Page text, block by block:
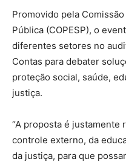
Promovido pela
Pública (COPESP), o
diferentes setores no
Contas para debater
proteção social, saúde,
justiça.
“A proposta é
controle externo, da
da justiça, para que